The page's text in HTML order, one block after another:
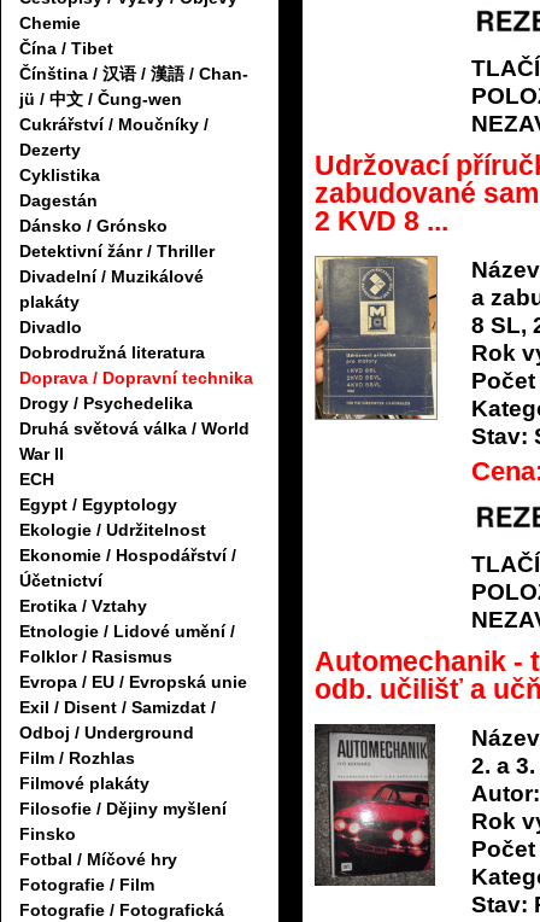
Chemie
Čína / Tibet
Čínština / 汉语 / 漢語 / Chan-
jü / 中文 / Čung-wen
Cukrářství / Moučníky /
Dezerty
Cyklistika
Dagestán
Dánsko / Grónsko
Detektivní žánr / Thriller
Divadelní / Muzikálové
plakáty
Divadlo
Dobrodružná literatura
Doprava / Dopravní technika
Drogy / Psychedelika
Druhá světová válka / World
War II
ECH
Egypt / Egyptology
Ekologie / Udržitelnost
Ekonomie / Hospodářství /
Účetnictví
Erotika / Vztahy
Etnologie / Lidové umění /
Folklor / Rasismus
Evropa / EU / Evropská unie
Exil / Disent / Samizdat /
Odboj / Underground
Film / Rozhlas
Filmové plakáty
Filosofie / Dějiny myšlení
Finsko
Fotbal / Míčové hry
Fotografie / Film
Fotografie / Fotografická
Udržovací
zabudované
2 KVD 8 ...
a
8 SL,
Rok
Stav:
Automechanik -
odb. učilišť a
2. a
Autor:
Rok
Stav: